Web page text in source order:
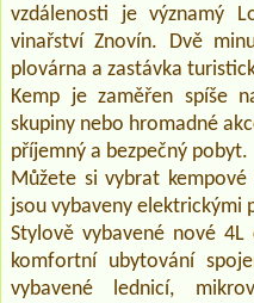
vzdálenosti je významý
vinařství Znovín. Dvě
plovárna a zastávka
Kemp je zaměřen spíše
skupiny nebo hromadné
příjemný a bezpečný pobyt.
Můžete si vybrat
jsou vybaveny elektrickými
Stylově vybavené nové
komfortní ubytování
vybavené lednicí,